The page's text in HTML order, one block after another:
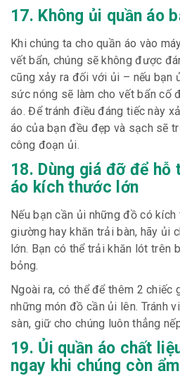
17. Không ủi quần áo
Khi chúng ta cho quần áo vào
vết bẩn, chúng sẽ không được
cũng xảy ra đối với ủi – nếu bạn
sức nóng sẽ làm cho vết bẩn cố
áo. Để tránh điều đáng tiếc này
áo của bạn đều đẹp và sạch sẽ
công đoạn ủi.
18. Dùng giá đỡ để
áo kích thước lớn
Nếu bạn cần ủi những đồ có
giường hay khăn trải bàn, hãy ủi
lớn. Bạn có thể trải khăn lót trên
bỏng.
Ngoài ra, có thể để thêm 2 chiếc
những món đồ cần ủi lên. Tránh
sàn, giữ cho chúng luôn thẳng
19. Ủi quần áo chất
ngay khi chúng còn ẩm